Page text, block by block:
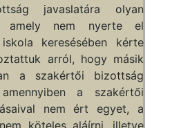
javaslatára olyan
amely nem nyerte el
keresésében kérte
arról, hogy másik
a szakértői bizottság
a szakértői
nem ért egyet, a
köteles aláírni, illetve